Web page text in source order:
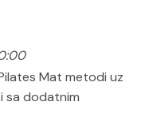
Mat metodi uz
sa dodatnim